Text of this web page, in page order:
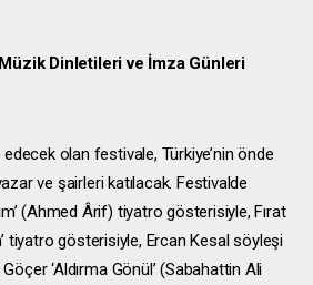
Dinletileri ve İmza Günleri
olan festivale, Türkiye’nin önde
ve şairleri katılacak. Festivalde
(Ahmed Ârif) tiyatro gösterisiyle, Fırat
tiyatro gösterisiyle, Ercan Kesal söyleşi
‘Aldırma Gönül’ (Sabahattin Ali